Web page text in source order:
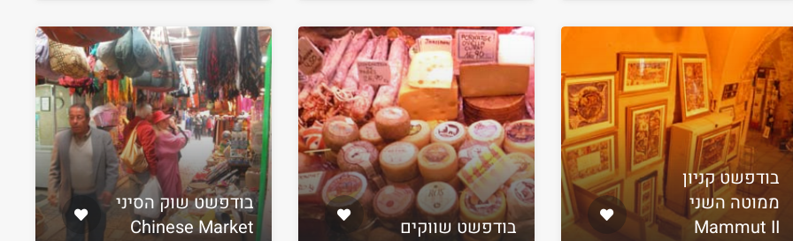
בודפשט קניון
ממוטה השני
Mammut II
בודפשט שווקים
בודפשט שוק הסיני
Chinese Market